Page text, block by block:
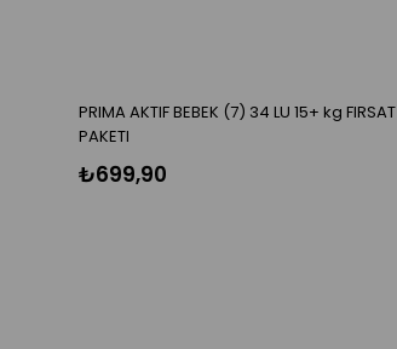
PRIMA AKTIF BEBEK (7) 34 LU 15+ kg FIRSAT
PAKETI
₺699,90